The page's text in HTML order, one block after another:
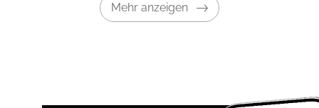
Mehr anzeigen